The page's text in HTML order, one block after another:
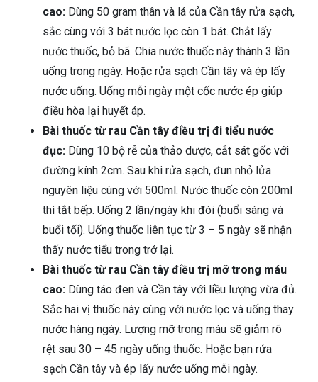
cao: Dùng 50 gram thân và lá của Cần tây rửa sạch,
sắc cùng với 3 bát nước lọc còn 1 bát. Chắt lấy
nước thuốc, bỏ bã. Chia nước thuốc này thành 3 lần
uống trong ngày. Hoặc rửa sạch Cần tây và ép lấy
nước uống. Uống mỗi ngày một cốc nước ép giúp
điều hòa lại huyết áp.
Bài thuốc từ rau Cần tây điều trị đi tiểu nước
đục: Dùng 10 bộ rễ của thảo dược, cắt sát gốc với
đường kính 2cm. Sau khi rửa sạch, đun nhỏ lửa
nguyên liệu cùng với 500ml. Nước thuốc còn 200ml
thì tắt bếp. Uống 2 lần/ngày khi đói (buổi sáng và
buổi tối). Uống thuốc liên tục từ 3 – 5 ngày sẽ nhận
thấy nước tiểu trong trở lại.
Bài thuốc từ rau Cần tây điều trị mỡ trong máu
cao: Dùng táo đen và Cần tây với liều lượng vừa đủ.
Sắc hai vị thuốc này cùng với nước lọc và uống thay
nước hàng ngày. Lượng mỡ trong máu sẽ giảm rõ
rệt sau 30 – 45 ngày uống thuốc. Hoặc bạn rửa
sạch Cần tây và ép lấy nước uống mỗi ngày.